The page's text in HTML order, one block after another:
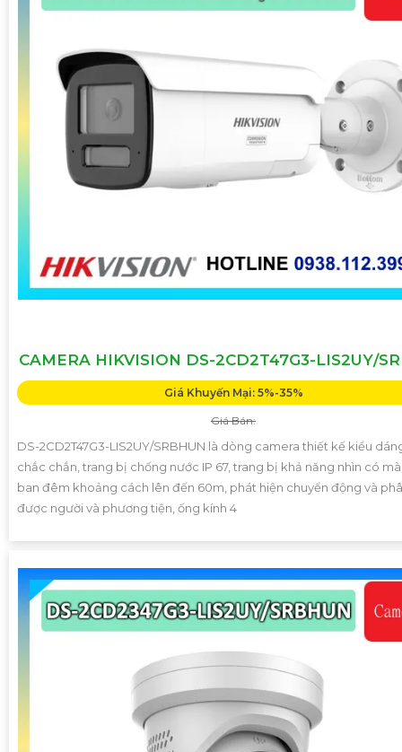
CAMERA HIKVISION DS-2CD2T47G3-LIS2UY/
Giá Khuyến Mại: 5%-35%
Giá Bán:
DS-2CD2T47G3-LIS2UY/SRBHUN là dòng camera thiết kế kiểu
chắc chắn, trang bị chống nước IP 67, trang bị khả năng nhìn có
ban đêm khoảng cách lên đến 60m, phát hiện chuyển động và
được người và phương tiện, ống kính 4